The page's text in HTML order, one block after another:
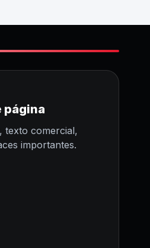
página
texto comercial,
importantes.